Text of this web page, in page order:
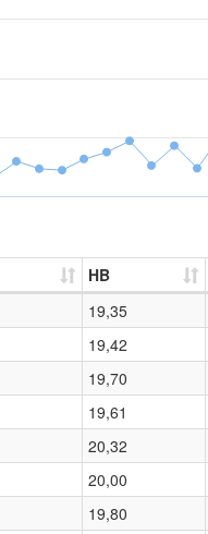
HB
19,35
19,42
19,70
19,61
20,32
20,00
19,80